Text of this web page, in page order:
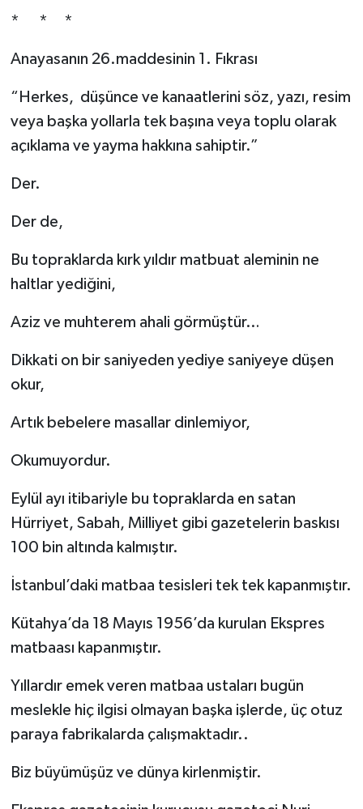
* * *
Anayasanın 26.maddesinin 1. Fıkrası
“Herkes, düşünce ve kanaatlerini söz, yazı, resim
veya başka yollarla tek başına veya toplu olarak
açıklama ve yayma hakkına sahiptir.”
Der.
Der de,
Bu topraklarda kırk yıldır matbuat aleminin ne
haltlar yediğini,
Aziz ve muhterem ahali görmüştür…
Dikkati on bir saniyeden yediye saniyeye düşen
okur,
Artık bebelere masallar dinlemiyor,
Okumuyordur.
Eylül ayı itibariyle bu topraklarda en satan
Hürriyet, Sabah, Milliyet gibi gazetelerin baskısı
100 bin altında kalmıştır.
İstanbul’daki matbaa tesisleri tek tek kapanmıştır.
Kütahya’da 18 Mayıs 1956’da kurulan Ekspres
matbaası kapanmıştır.
Yıllardır emek veren matbaa ustaları bugün
meslekle hiç ilgisi olmayan başka işlerde, üç otuz
paraya fabrikalarda çalışmaktadır..
Biz büyümüşüz ve dünya kirlenmiştir.
Tavşanlı
Teknoloji
Türkiye
Yemek Tarifleri